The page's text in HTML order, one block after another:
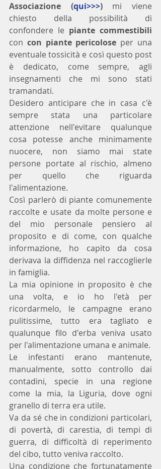
Associazione (qui>>>) mi viene
chiesto della possibilità di
confondere le piante commestibili
con con piante pericolose per una
eventuale tossicità e così questo post
è dedicato, come sempre, agli
insegnamenti che mi sono stati
tramandati.
Desidero anticipare che in casa c'è
sempre stata una particolare
attenzione nell'evitare qualunque
cosa potesse anche minimamente
nuocere, non siamo mai state
persone portate al rischio, almeno
per quello che riguarda
l'alimentazione.
Così parlerò di piante comunemente
raccolte e usate da molte persone e
del mio personale pensiero al
proposito e di come, con qualche
informazione, ho capito da cosa
derivava la diffidenza nel raccoglierle
in famiglia.
La mia opinione in proposito è che
una volta, e io ho l'età per
ricordarmelo, le campagne erano
pulitissime, tutto era tagliato e
qualunque filo d'erba veniva usato
per l'alimentazione umana e animale.
Le infestanti erano mantenute,
manualmente, sotto controllo dai
contadini, specie in una regione
come la mia, la Liguria, dove ogni
granello di terra era utile.
Va da sé che in condizioni particolari,
di povertà, di carestia, di tempi di
guerra, di difficoltà di reperimento
del cibo, tutto veniva raccolto.
Una condizione che fortunatamente